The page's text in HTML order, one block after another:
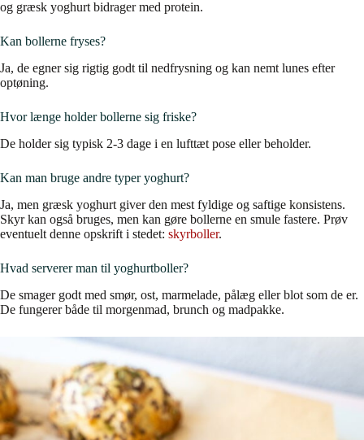
og græsk yoghurt bidrager med protein.
Kan bollerne fryses?
Ja, de egner sig rigtig godt til nedfrysning og kan nemt lunes efter
optøning.
Hvor længe holder bollerne sig friske?
De holder sig typisk 2-3 dage i en lufttæt pose eller beholder.
Kan man bruge andre typer yoghurt?
Ja, men græsk yoghurt giver den mest fyldige og saftige konsistens.
Skyr kan også bruges, men kan gøre bollerne en smule fastere. Prøv
eventuelt denne opskrift i stedet: skyrboller.
Hvad serverer man til yoghurtboller?
De smager godt med smør, ost, marmelade, pålæg eller blot som de er.
De fungerer både til morgenmad, brunch og madpakke.